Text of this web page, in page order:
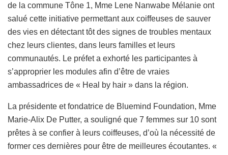
de la commune Tône 1, Mme Lene Nanwabe Mélanie ont
salué cette initiative permettant aux coiffeuses de sauver
des vies en détectant tôt des signes de troubles mentaux
chez leurs clientes, dans leurs familles et leurs
communautés. Le préfet a exhorté les participantes à
s’approprier les modules afin d’être de vraies
ambassadrices de « Heal by hair » dans la région.
La présidente et fondatrice de Bluemind Foundation, Mme
Marie-Alix De Putter, a souligné que 7 femmes sur 10 sont
prêtes à se confier à leurs coiffeuses, d’où la nécessité de
former ces dernières pour être de meilleures écoutantes. «